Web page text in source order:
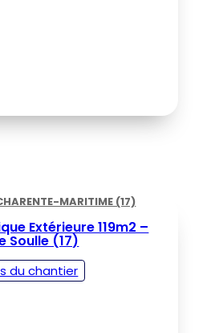
MARITIME (17)
Extérieure 119m2 –
Soulle (17)
du chantier